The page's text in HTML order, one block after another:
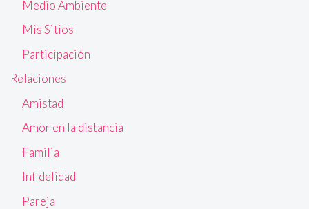
Medio Ambiente
Mis Sitios
Participación
Relaciones
Amistad
Amor en la distancia
Familia
Infidelidad
Pareja